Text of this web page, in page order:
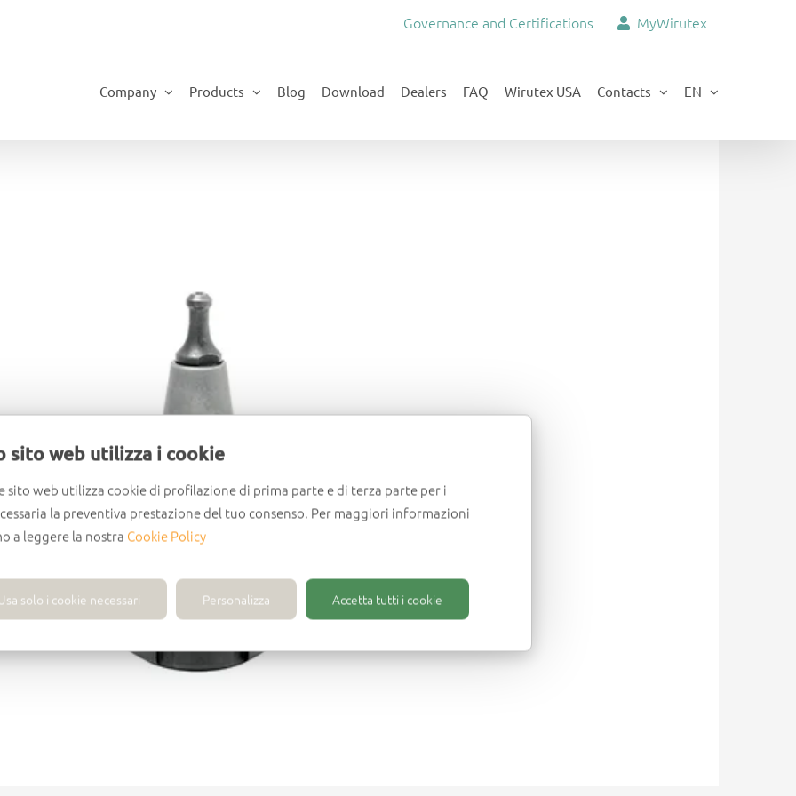
sito web utilizza i cookie
sito web utilizza cookie di profilazione di prima parte e di terza parte per i
la preventiva prestazione del tuo consenso. Per maggiori informazioni
a leggere la nostra Cookie Policy
solo i cookie necessari Personalizza Accetta tutti i cookie
Governance and Certifications MyWirutex
Company Products Blog Download Dealers FAQ Wirutex USA Contacts EN